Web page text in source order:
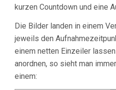
kurzen Countdown und eine
Die Bilder landen in einem
jeweils den
einem netten Einzeiler
anordnen, so sieht man
einem: